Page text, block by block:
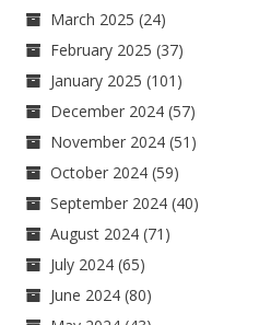
March 2025 (24)
February 2025 (37)
January 2025 (101)
December 2024 (57)
November 2024 (51)
October 2024 (59)
September 2024 (40)
August 2024 (71)
July 2024 (65)
June 2024 (80)